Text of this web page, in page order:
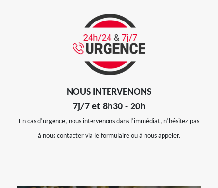
NOUS INTERVENONS
7j/7 et 8h30 - 20h
En cas d’urgence, nous intervenons dans l’immédiat, n’hésitez pas
à nous contacter via le formulaire ou à nous appeler.